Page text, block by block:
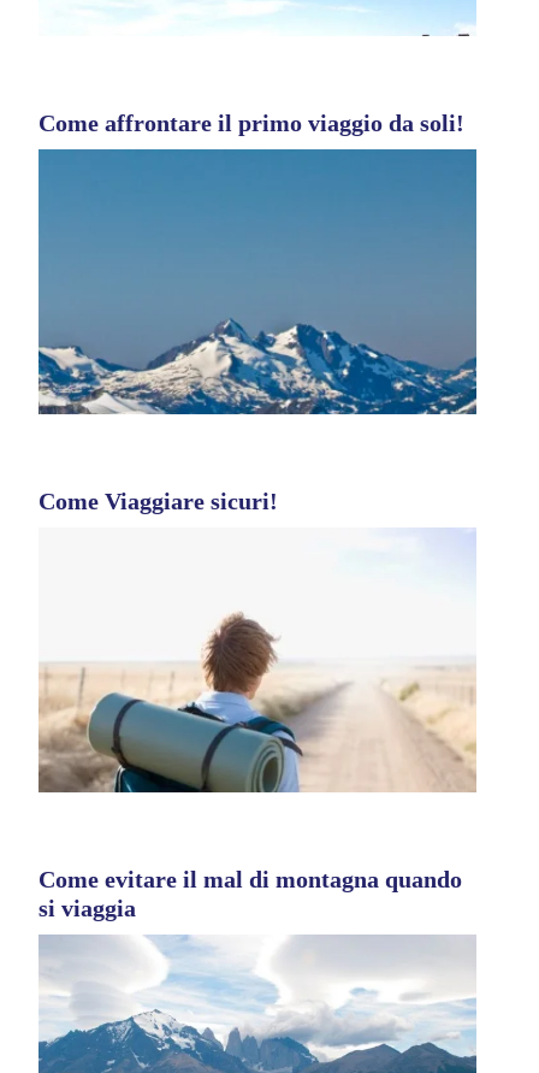
Come affrontare il primo viaggio da soli!
Come Viaggiare sicuri!
Come evitare il mal di montagna quando
si viaggia